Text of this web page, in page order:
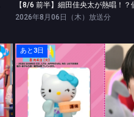
2026年8月06日（木）放送分
あと3日
ラヴィット！